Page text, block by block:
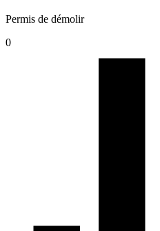
Permis de démolir
0